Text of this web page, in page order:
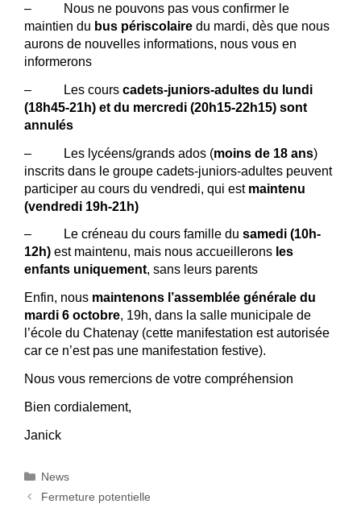
– Nous ne pouvons pas vous confirmer le
maintien du bus périscolaire du mardi, dès que nous
aurons de nouvelles informations, nous vous en
informerons
– Les cours cadets-juniors-adultes du lundi
(18h45-21h) et du mercredi (20h15-22h15) sont
annulés
– Les lycéens/grands ados (moins de 18 ans)
inscrits dans le groupe cadets-juniors-adultes peuvent
participer au cours du vendredi, qui est maintenu
(vendredi 19h-21h)
– Le créneau du cours famille du samedi (10h-
12h) est maintenu, mais nous accueillerons les
enfants uniquement, sans leurs parents
Enfin, nous maintenons l’assemblée générale du
mardi 6 octobre, 19h, dans la salle municipale de
l’école du Chatenay (cette manifestation est autorisée
car ce n’est pas une manifestation festive).
Nous vous remercions de votre compréhension
Bien cordialement,
Janick
Catégories
News
Fermeture potentielle